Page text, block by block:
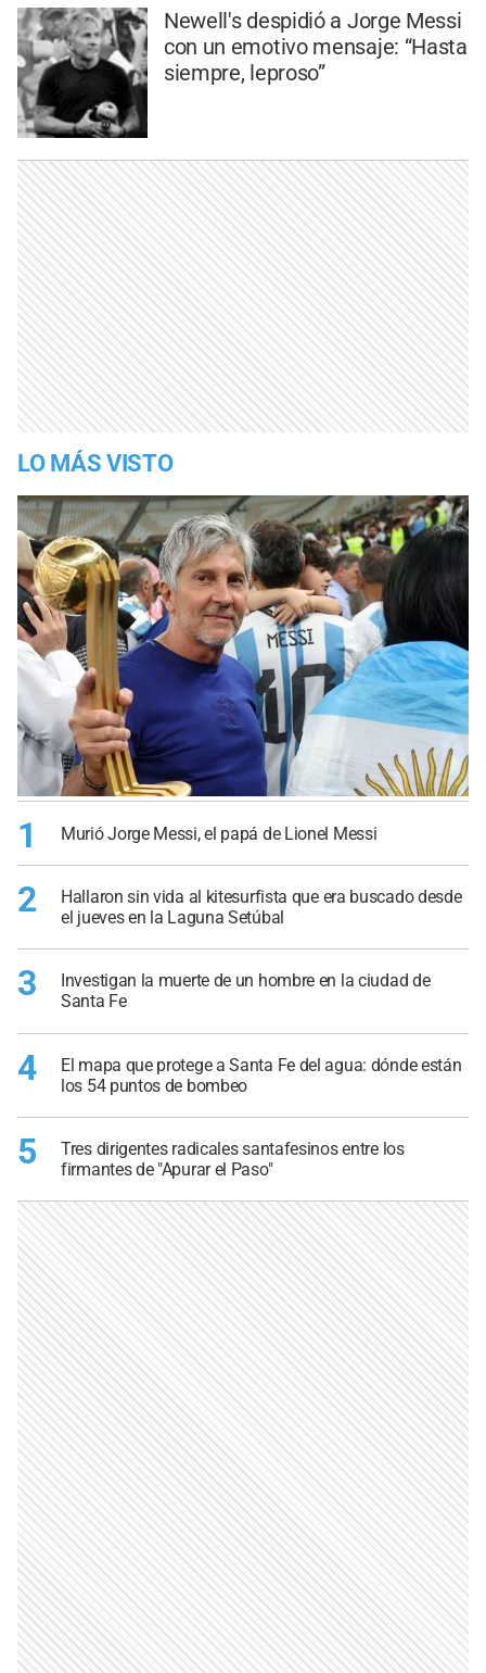
Newell's despidió a Jorge Messi
con un emotivo mensaje: “Hasta
siempre, leproso”
LO MÁS VISTO
1 Murió Jorge Messi, el papá de Lionel Messi
2
Hallaron sin vida al kitesurfista que era buscado desde
el jueves en la Laguna Setúbal
3
Investigan la muerte de un hombre en la ciudad de
Santa Fe
4
El mapa que protege a Santa Fe del agua: dónde están
los 54 puntos de bombeo
5
Tres dirigentes radicales santafesinos entre los
firmantes de "Apurar el Paso"